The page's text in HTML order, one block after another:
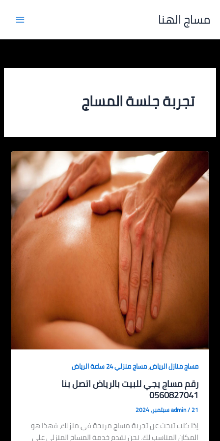
مساج الهنا
تجربة جلسة المساج
مساج منازل الرياض,مساج منزلي 24 ساعة الرياض
رقم مساج يجي للبيت بالرياض اتصل بنا
0560827041
admin/21 سبتمبر، 2024
إذا كنت تبحث عن تجربة مساج مريحة في منزلك، فهذا هو
المكان المناسب لك. نحن نقدم خدمة المساج المنزلي على